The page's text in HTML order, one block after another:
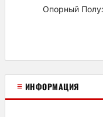
Опорный
≡ ИНФОРМАЦИЯ